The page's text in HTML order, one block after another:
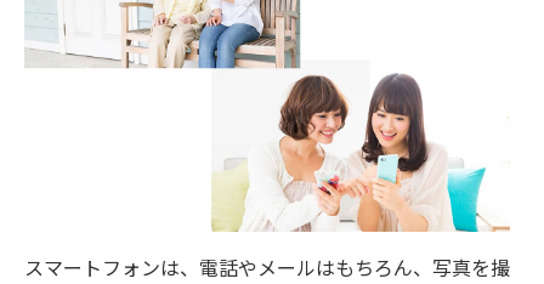
スマートフォンは、電話やメールはもちろん、写真を撮